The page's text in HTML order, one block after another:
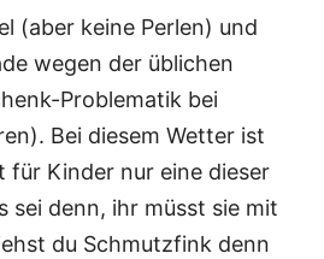
(aber keine Perlen) und
wegen der üblichen
Problematik bei
Bei diesem Wetter ist
für Kinder nur eine dieser
sei denn, ihr müsst sie mit
du Schmutzfink denn